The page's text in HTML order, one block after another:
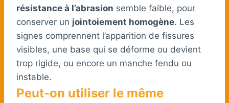
résistance à l’abrasion semble faible, pour
conserver un jointoiement homogène. Les
signes comprennent l’apparition de fissures
visibles, une base qui se déforme ou devient
trop rigide, ou encore un manche fendu ou
instable.
Peut-on utiliser le même